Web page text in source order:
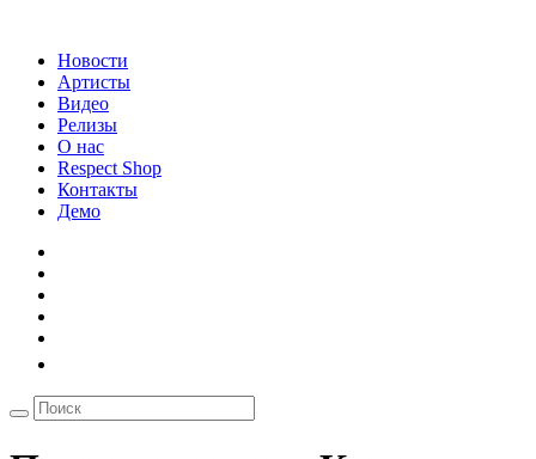
Новости
Артисты
Видео
Релизы
О нас
Respect Shop
Контакты
Демо